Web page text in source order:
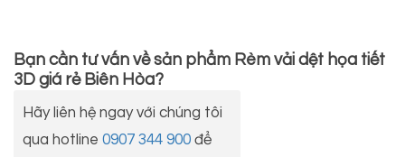
Bạn cần tư vấn về sản phẩm Rèm vải dệt họa tiết
3D giá rẻ Biên Hòa?
Hãy liên hệ ngay với chúng tôi
qua hotline 0907 344 900 để